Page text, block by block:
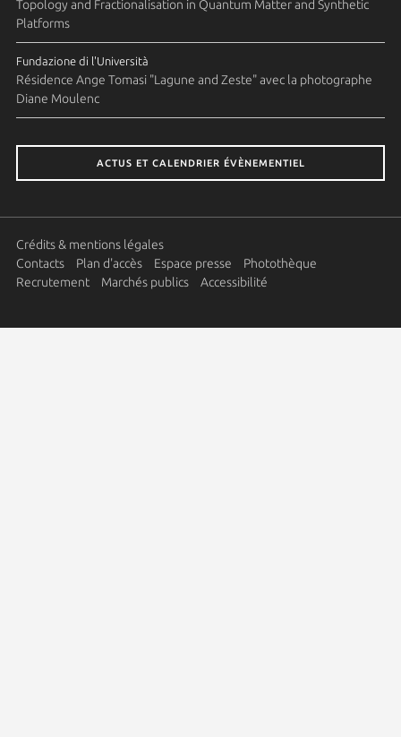
Topology and Fractionalisation in Quantum Matter and Synthetic
Platforms
Fundazione di l'Università
Résidence Ange Tomasi "Lagune and Zeste" avec la photographe
Diane Moulenc
ACTUS ET CALENDRIER ÉVÈNEMENTIEL
Crédits & mentions légales
Contacts
Plan d'accès Espace presse
Photothèque
Recrutement
Marchés publics Accessibilité